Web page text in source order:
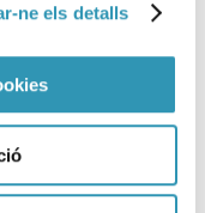
ne els detalls